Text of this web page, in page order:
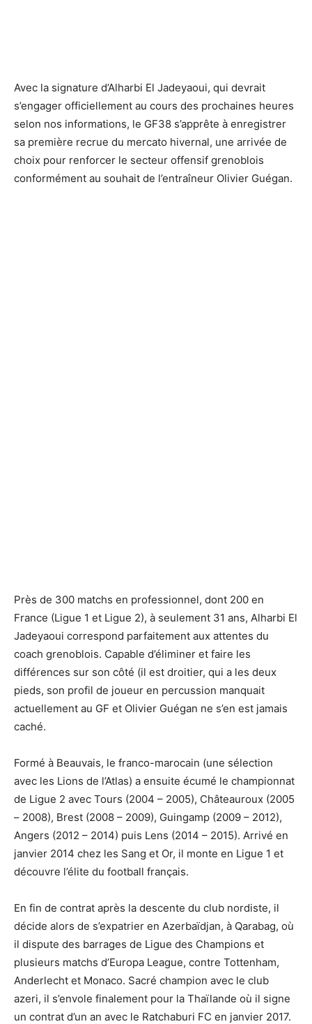
Avec la signature d’Alharbi El Jadeyaoui, qui devrait
s’engager officiellement au cours des prochaines heures
selon nos informations, le GF38 s’apprête à enregistrer
sa première recrue du mercato hivernal, une arrivée de
choix pour renforcer le secteur offensif grenoblois
conformément au souhait de l’entraîneur Olivier Guégan.
Près de 300 matchs en professionnel, dont 200 en
France (Ligue 1 et Ligue 2), à seulement 31 ans, Alharbi El
Jadeyaoui correspond parfaitement aux attentes du
coach grenoblois. Capable d’éliminer et faire les
différences sur son côté (il est droitier, qui a les deux
pieds, son profil de joueur en percussion manquait
actuellement au GF et Olivier Guégan ne s’en est jamais
caché.
Formé à Beauvais, le franco-marocain (une sélection
avec les Lions de l’Atlas) a ensuite écumé le championnat
de Ligue 2 avec Tours (2004 – 2005), Châteauroux (2005
– 2008), Brest (2008 – 2009), Guingamp (2009 – 2012),
Angers (2012 – 2014) puis Lens (2014 – 2015). Arrivé en
janvier 2014 chez les Sang et Or, il monte en Ligue 1 et
découvre l’élite du football français.
En fin de contrat après la descente du club nordiste, il
décide alors de s’expatrier en Azerbaïdjan, à Qarabag, où
il dispute des barrages de Ligue des Champions et
plusieurs matchs d’Europa League, contre Tottenham,
Anderlecht et Monaco. Sacré champion avec le club
azeri, il s’envole finalement pour la Thaïlande où il signe
un contrat d’un an avec le Ratchaburi FC en janvier 2017.